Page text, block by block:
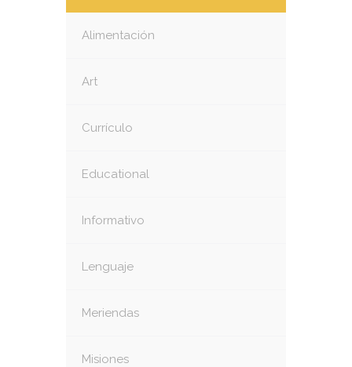
Alimentación
Art
Currículo
Educational
Informativo
Lenguaje
Meriendas
Misiones